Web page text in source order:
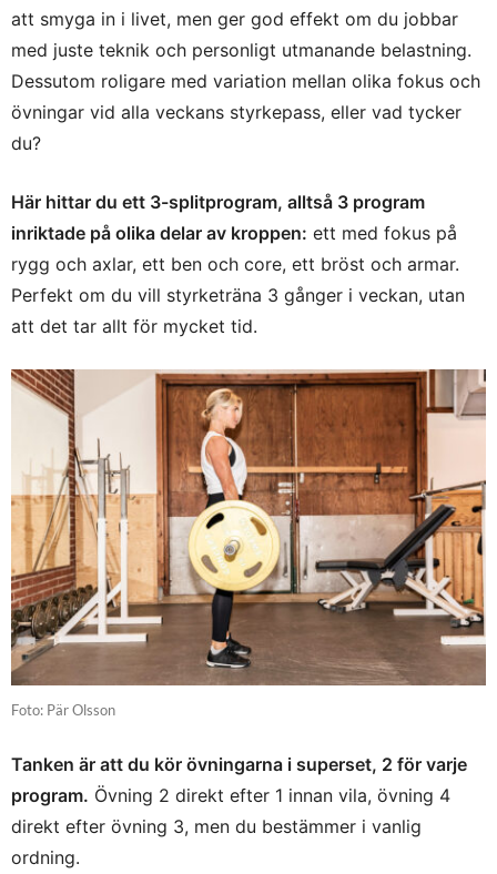
att smyga in i livet, men ger god effekt om du jobbar
med juste teknik och personligt utmanande belastning.
Dessutom roligare med variation mellan olika fokus och
övningar vid alla veckans styrkepass, eller vad tycker
du?
Här hittar du ett 3-splitprogram, alltså 3 program
inriktade på olika delar av kroppen: ett med fokus på
rygg och axlar, ett ben och core, ett bröst och armar.
Perfekt om du vill styrketräna 3 gånger i veckan, utan
att det tar allt för mycket tid.
Foto: Pär Olsson
Tanken är att du kör övningarna i superset, 2 för varje
program. Övning 2 direkt efter 1 innan vila, övning 4
direkt efter övning 3, men du bestämmer i vanlig
ordning.